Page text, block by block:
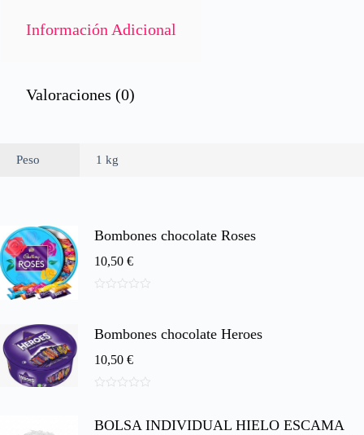
Información Adicional
Valoraciones (0)
Peso 1 kg
Bombones chocolate Roses
10,50 €
5
Bombones chocolate Heroes
10,50 €
e
BOLSA INDIVIDUAL HIELO ESCAMA